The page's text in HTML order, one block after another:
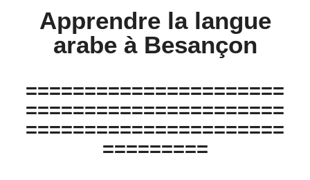
Apprendre la langue
arabe à Besançon
======================
======================
======================
=========